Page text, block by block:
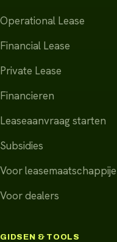
Operational Lease
Financial Lease
Private Lease
Financieren
Leaseaanvraag starten
Subsidies
Voor
Voor dealers
GIDSEN & TOOLS